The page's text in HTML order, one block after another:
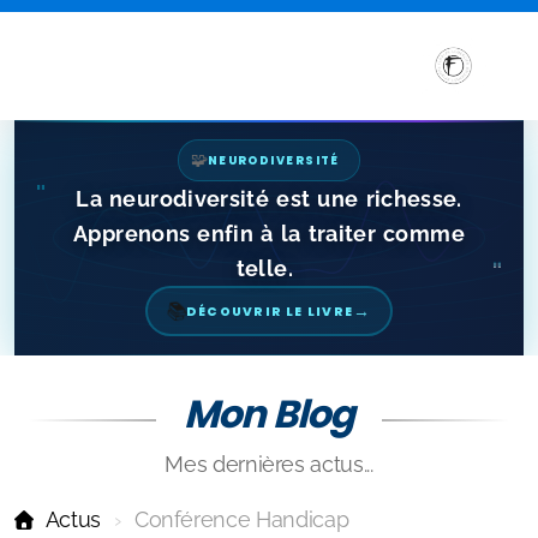
🧩NEURODIVERSITÉ
"
La neurodiversité est une richesse.
Apprenons enfin à la traiter comme
telle.
"
📚DÉCOUVRIR LE LIVRE →
Mon Blog
Mes dernières actus...
Actus Conférence Handicap
Sensibilisation et Conférences sur les troubles DYS